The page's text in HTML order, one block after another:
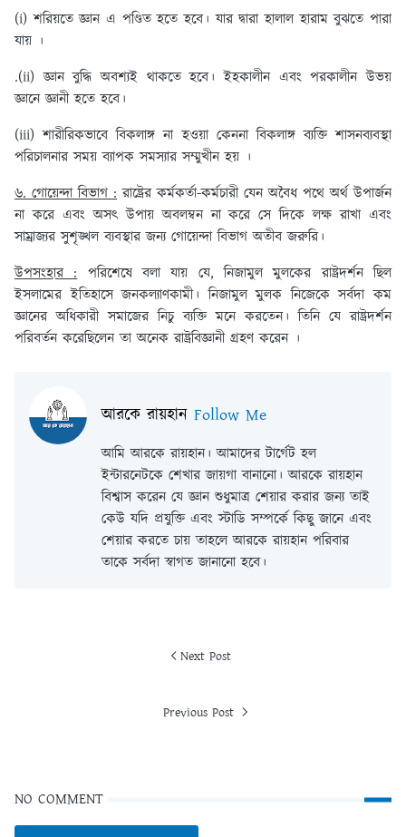
(i) শরিয়তে জ্ঞান এ পণ্ডিত হতে হবে। যার দ্বারা হালাল হারাম বুঝতে পারা
যায় ।
.(ii) জ্ঞান বুদ্ধি অবশ্যই থাকতে হবে। ইহকালীন এবং পরকালীন উভয়
জ্ঞানে জ্ঞানী হতে হবে।
(iii) শারীরিকভাবে বিকলাঙ্গ না হওয়া কেননা বিকলাঙ্গ ব্যক্তি শাসনব্যবস্থা
পরিচালনার সময় ব্যাপক সমস্যার সম্মুখীন হয় ।
৬. গোয়েন্দা বিভাগ : রাষ্ট্রের কর্মকর্তা-কর্মচারী যেন অবৈধ পথে অর্থ উপার্জন
না করে এবং অসৎ উপায় অবলম্বন না করে সে দিকে লক্ষ রাখা এবং
সাম্রাজ্যর সুশৃঙ্খল ব্যবস্থার জন্য গোয়েন্দা বিভাগ অতীব জরুরি।
উপসংহার :পরিশেষে বলা যায় যে, নিজামুল মুলকের রাষ্ট্রদর্শন ছিল
ইসলামের ইতিহাসে জনকল্যাণকামী। নিজামুল মুলক নিজেকে সর্বদা কম
জ্ঞানের অধিকারী সমাজের নিচু ব্যক্তি মনে করতেন। তিনি যে রাষ্ট্রদর্শন
পরিবর্তন করেছিলেন তা অনেক রাষ্ট্রবিজ্ঞানী গ্রহণ করেন ।
আরকে রায়হান Follow Me
আমি আরকে রায়হান। আমাদের টার্গেট হল
ইন্টারনেটকে শেখার জায়গা বানানো। আরকে রায়হান
বিশ্বাস করেন যে জ্ঞান শুধুমাত্র শেয়ার করার জন্য তাই
কেউ যদি প্রযুক্তি এবং স্টাডি সম্পর্কে কিছু জানে এবং
শেয়ার করতে চায় তাহলে আরকে রায়হান পরিবার
তাকে সর্বদা স্বাগত জানানো হবে।
Next Post
Previous Post
NO COMMENT